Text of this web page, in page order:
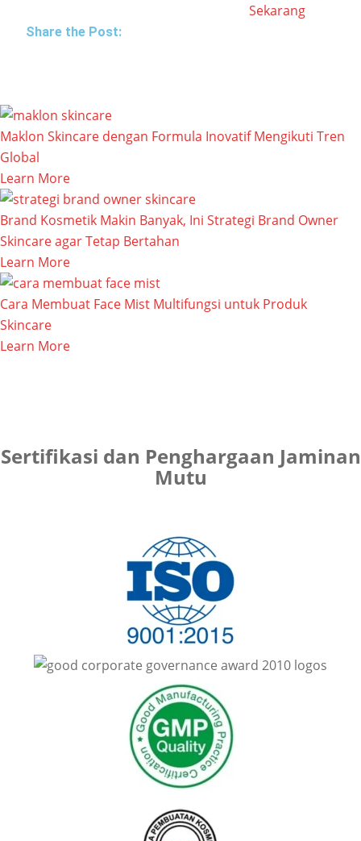
Sekarang
Share the Post:
Maklon Skincare dengan Formula Inovatif Mengikuti Tren
Global
Learn More
Brand Kosmetik Makin Banyak, Ini Strategi Brand Owner
Skincare agar Tetap Bertahan
Learn More
Cara Membuat Face Mist Multifungsi untuk Produk
Skincare
Learn More
Sertifikasi dan Penghargaan Jaminan
Mutu